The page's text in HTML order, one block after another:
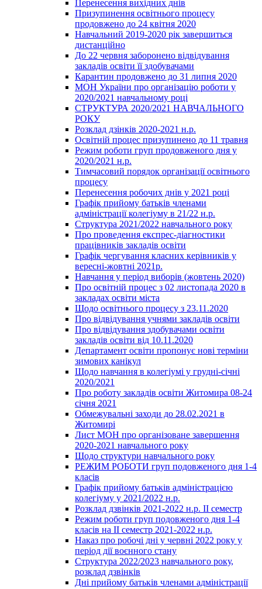
Перенесення вихідних днів
Призупинення освітнього процесу
продовжено до 24 квітня 2020
Навчальний 2019-2020 рік завершиться
дистанційно
До 22 червня заборонено відвідування
закладів освіти її здобувачами
Карантин продовжено до 31 липня 2020
МОН України про організацію роботи у
2020/2021 навчальному році
СТРУКТУРА 2020/2021 НАВЧАЛЬНОГО
РОКУ
Розклад дзінків 2020-2021 н.р.
Освітній процес призупинено до 11 травня
Режим роботи груп продовженого дня у
2020/2021 н.р.
Тимчасовий порядок організації освітнього
процесу
Перенесення робочих днів у 2021 році
Графік прийому батьків членами
адміністрації колегіуму в 21/22 н.р.
Структура 2021/2022 навчального року
Про проведення експрес-діагностики
працівників закладів освіти
Графік чергування класних керівників у
вересні-жовтні 2021р.
Навчання у період виборів (жовтень 2020)
Про освітній процес з 02 листопада 2020 в
закладах освіти міста
Щодо освітнього процесу з 23.11.2020
Про відвідування учнями закладів освіти
Про відвідування здобувачами освіти
закладів освіти від 10.11.2020
Департамент освіти пропонує нові терміни
зимових канікул
Щодо навчання в колегіумі у грудні-січні
2020/2021
Про роботу закладів освіти Житомира 08-24
січня 2021
Обмежувальні заходи до 28.02.2021 в
Житомирі
Лист МОН про організоване завершення
2020-2021 навчального року
Щодо структури навчального року
РЕЖИМ РОБОТИ груп подовженого дня 1-4
класів
Графік прийому батьків адміністрацією
колегіуму у 2021/2022 н.р.
Розклад дзвінків 2021-2022 н.р. ІІ семестр
Режим роботи груп подовженого дня 1-4
класів на ІІ семестр 2021-2022 н.р.
Наказ про робочі дні у червні 2022 року у
період дії воєнного стану
Структура 2022/2023 навчального року,
розклад дзвінків
Дні прийому батьків членами адміністрації